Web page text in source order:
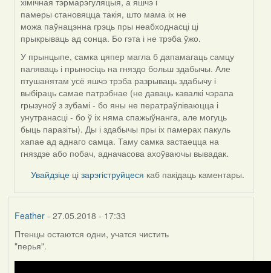
to
by
Могилев
(госць)
памеры становяцца такія, што мама іх не
можа паўнацэнна грэць пры неабходнасці ці
прыкрываць ад сонца. Бо гэта і не трэба ўжо.
У прынцыпе, самка цяпер магла б дапамагаць самцу
паляваць і прыносіць на гняздо больш здабычы. Але
птушанятам усё яшчэ трэба разрываць здабычу і
выбіраць самае патрэбнае (не даваць кавалкі чэрапа
грызуноў з зубамі - бо яны не ператраўліваюцца і
унутранасці - бо ў іх няма спажыўнанга, але могуць
быць паразіты). Ды і здабычы пры іх памерах пакуль
хапае ад аднаго самца. Таму самка застаецца на
гняздзе або побач, адначасова ахоўваючы вывадак.
Увайдзіце цізарэгіструйцеся каб пакідаць каментары.
Feather- 27.05.2018 - 17:33
Птенцы остаются одни, учатся чистить
"перья".